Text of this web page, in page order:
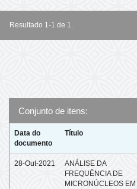
Resultado 1-1 de 1.
Conjunto de itens:
Data do
documento
Título
28-Out-2021
ANÁLISE DA
FREQUÊNCIA DE
MICRONÚCLEOS EM